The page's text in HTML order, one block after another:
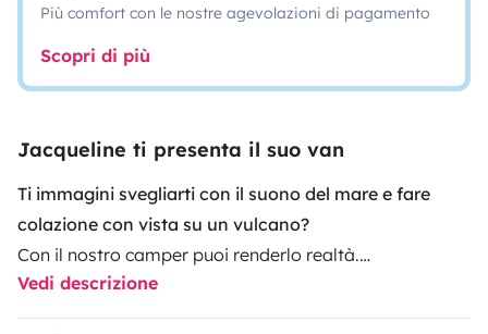
Più comfort con le nostre agevolazioni di pagamento
Scopri di più
Jacqueline ti presenta il suo van
Ti immagini svegliarti con il suono del mare e fare
colazione con vista su un vulcano?
Con il nostro camper puoi renderlo realtà.
Completamente attrezzato, comodo e pensato per
goderti l’isola senza preoccupazioni.
Vedi descrizione